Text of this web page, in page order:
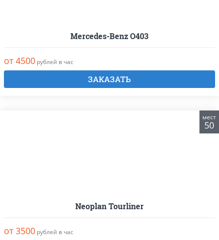
Mercedes-Benz О403
от 4500 рублей в час
ЗАКАЗАТЬ
мест
50
Neoplan Tourliner
от 3500 рублей в час